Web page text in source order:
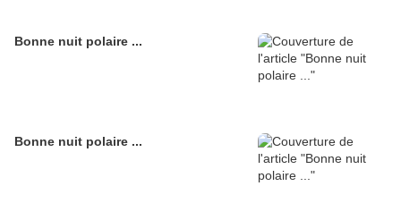
Bonne nuit polaire ...
Bonne nuit polaire ...